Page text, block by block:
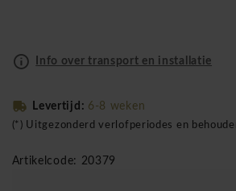
Info over transport en installatie
Levertijd: 6-8 weken
(*) Uitgezonderd verlofperiodes en
Artikelcode: 20379